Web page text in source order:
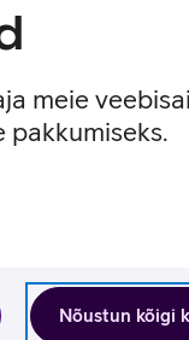
meie
pakkumiseks.
Nõustun kõigi